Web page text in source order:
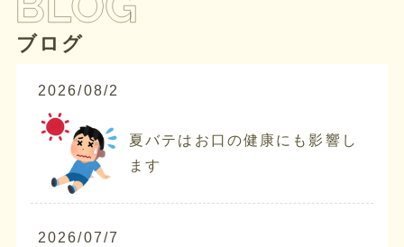
ブログ
2026/08/2
夏バテはお口の健康にも影響し
ます
2026/07/7